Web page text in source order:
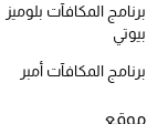
حقائب الأطفال
أبرز المصممين
برنامج المكافآت بلوميز
بيوتي
برنامج المكافآت أمبر
موقع